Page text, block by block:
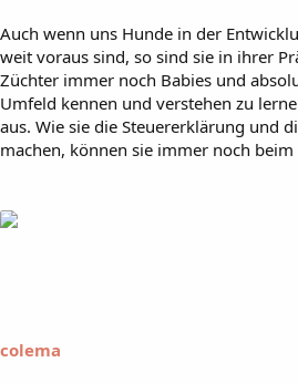
Auch wenn uns Hunde in der
weit voraus sind, so sind sie in ihrer
Züchter immer noch Babies und
Umfeld kennen und verstehen zu
aus. Wie sie die Steuererklärung und
machen, können sie immer noch
colema